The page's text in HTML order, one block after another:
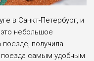
в Санкт-Петербург, и
небольшое
получила
поезда самым удобным